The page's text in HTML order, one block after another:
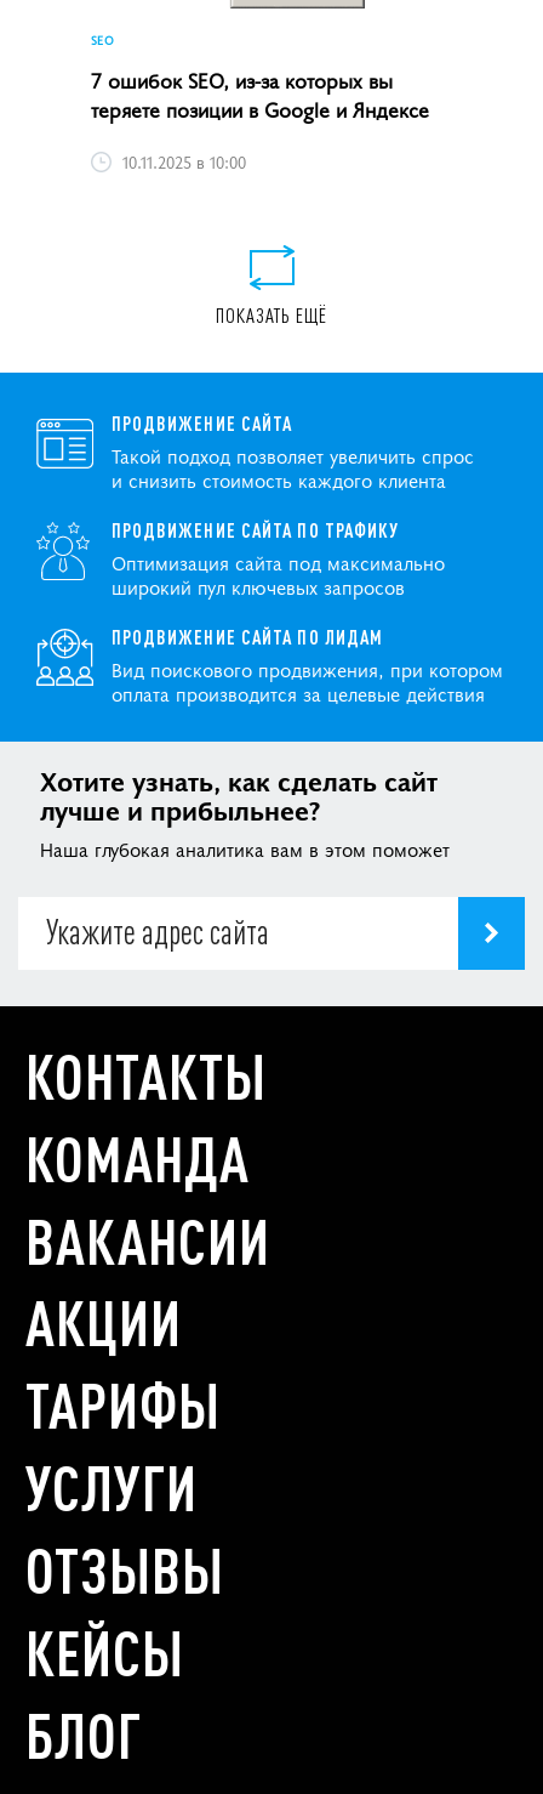
SEO
7 ошибок SEO, из-за которых вы
теряете позиции в Google и Яндексе
10.11.2025 в 10:00
ПОКАЗАТЬ ЕЩЁ
ПРОДВИЖЕНИЕ САЙТА
Такой подход позволяет увеличить спрос
и снизить стоимость каждого клиента
ПРОДВИЖЕНИЕ САЙТА ПО ТРАФИКУ
Оптимизация сайта под максимально
широкий пул ключевых запросов
ПРОДВИЖЕНИЕ САЙТА ПО ЛИДАМ
Вид поискового продвижения, при котором
оплата производится за целевые действия
Хотите узнать, как сделать сайт
лучше и прибыльнее?
Наша глубокая аналитика вам в этом поможет
КОНТАКТЫ
КОМАНДА
ВАКАНСИИ
АКЦИИ
ТАРИФЫ
УСЛУГИ
ОТЗЫВЫ
КЕЙСЫ
БЛОГ